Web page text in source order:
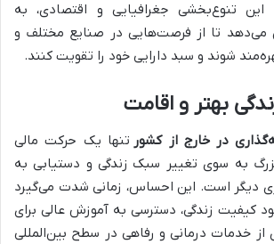
تنوع‌بخشی جغرافیایی و اقتصادی، به
می‌دهد تا از فرصت‌هایی در صنایع مختلف و
شوند و سبد دارایی خود را تقویت کنند.
بهتر و اقامت
در خارج از کشور تنها یک حرکت مالی
به سوی تغییر سبک زندگی و دستیابی به
دیگر است. این احساس، زمانی شدت می‌گیرد
کیفیت زندگی، دسترسی به آموزش عالی برای
از خدمات درمانی و رفاهی در سطح بین‌المللی